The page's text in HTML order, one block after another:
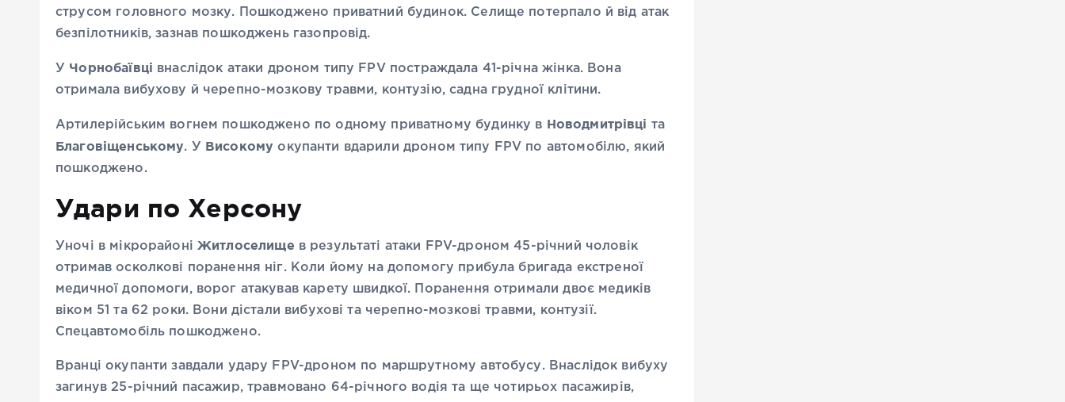
струсом головного мозку. Пошкоджено приватний будинок. Селище потерпало й від атак
безпілотників, зазнав пошкоджень газопровід.
У Чорнобаївці внаслідок атаки дроном типу FPV постраждала 41-річна жінка. Вона
отримала вибухову й черепно-мозкову травми, контузію, садна грудної клітини.
Артилерійським вогнем пошкоджено по одному приватному будинку в Новодмитрівці та
Благовіщенському. У Високому окупанти вдарили дроном типу FPV по автомобілю, який
пошкоджено.
Удари по Херсону
Уночі в мікрорайоні Житлоселище в результаті атаки FPV-дроном 45-річний чоловік
отримав осколкові поранення ніг. Коли йому на допомогу прибула бригада екстреної
медичної допомоги, ворог атакував карету швидкої. Поранення отримали двоє медиків
віком 51 та 62 роки. Вони дістали вибухові та черепно-мозкові травми, контузії.
Спецавтомобіль пошкоджено.
Вранці окупанти завдали удару FPV-дроном по маршрутному автобусу. Внаслідок вибуху
загинув 25-річний пасажир, травмовано 64-річного водія та ще чотирьох пасажирів,